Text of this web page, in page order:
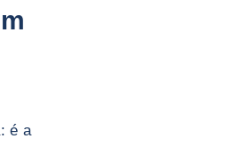
é a